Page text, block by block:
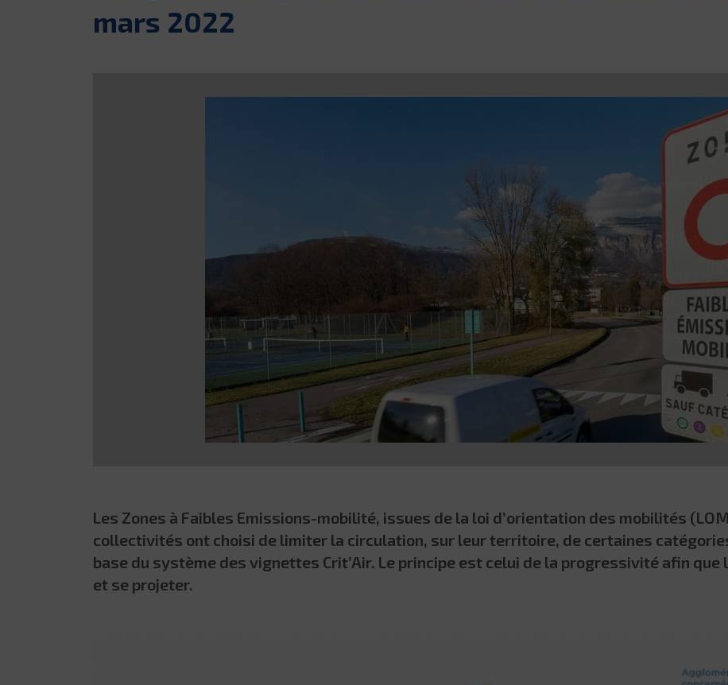
mars 2022
Les Zones à Faibles Emissions-mobilité, issues de la loi d’orientation des mobilités
collectivités ont choisi de limiter la circulation, sur leur territoire, de certaines
base du système des vignettes Crit’Air. Le principe est celui de la progressivité afin
et se projeter.